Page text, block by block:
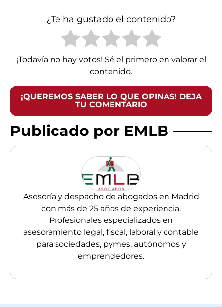
¿Te ha gustado el contenido?
¡Todavía no hay votos! Sé el primero en valorar el
contenido.
¡QUEREMOS SABER LO QUE OPINAS! DEJA
TU COMENTARIO
Publicado por EMLB
Asesoría y despacho de abogados en Madrid
con más de 25 años de experiencia.
Profesionales especializados en
asesoramiento legal, fiscal, laboral y contable
para sociedades, pymes, autónomos y
emprendedores.